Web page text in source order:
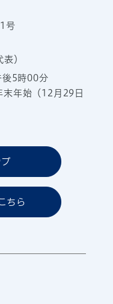
号
）
後5時00分
末年始（12月29日
プ
ちら